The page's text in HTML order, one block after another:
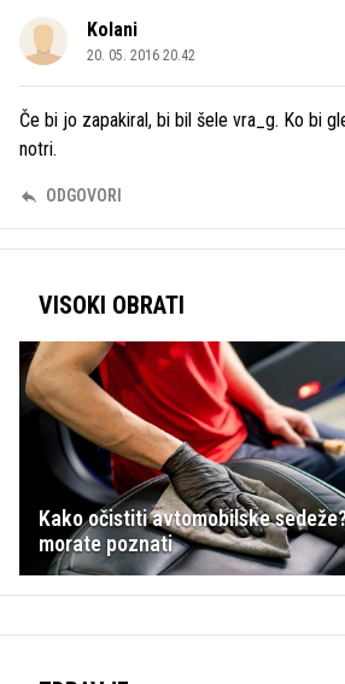
Kolani
20. 05. 2016 20.42
Če bi jo zapakiral, bi bil šele vra_g. Ko bi
notri.
ODGOVORI
VISOKI OBRATI
Kako očistiti avtomobilske
morate poznati